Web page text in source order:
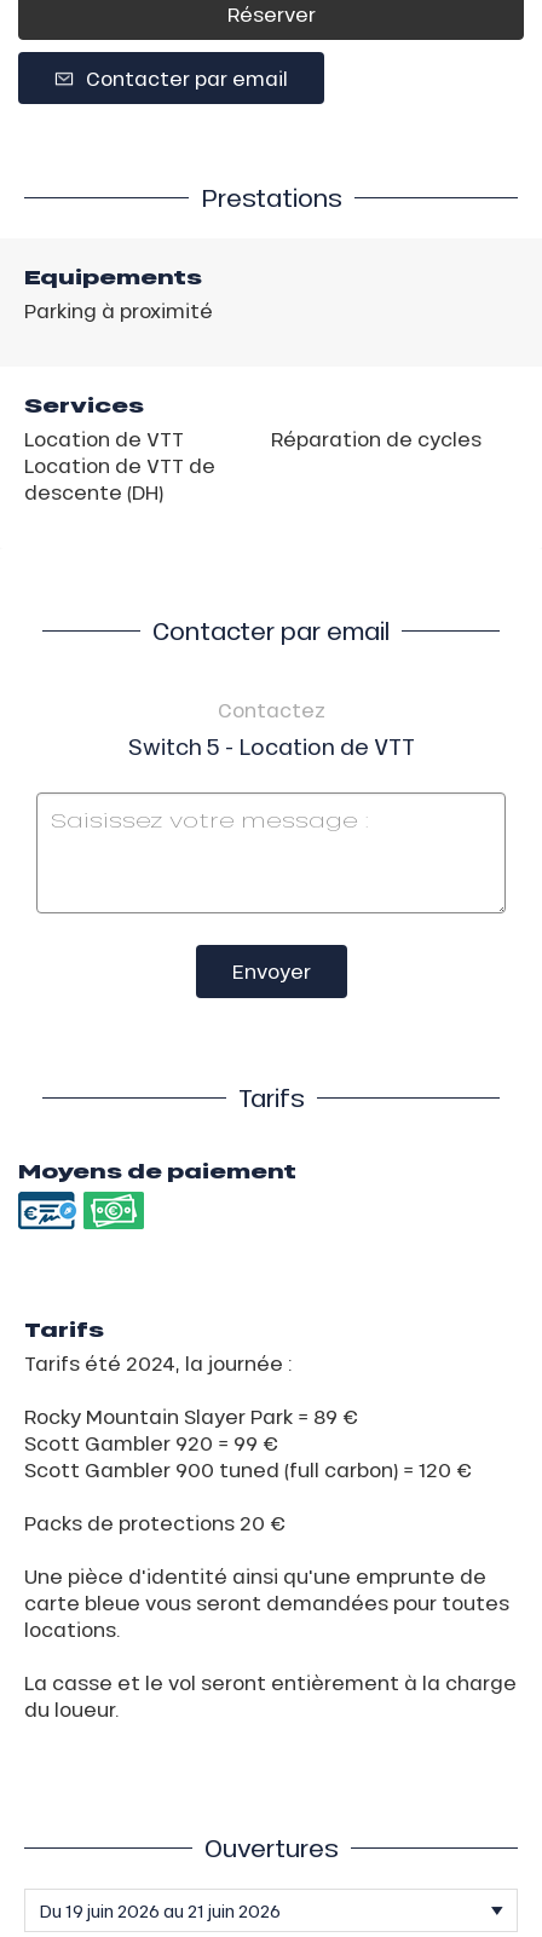
Réserver
Contacter par email
Prestations
Equipements
Parking à proximité
Services
Location de VTT
Location de VTT de
descente (DH)
Réparation de cycles
Contacter par email
Contactez
Switch 5 - Location de VTT
Envoyer
Tarifs
Moyens de paiement
Tarifs
Tarifs été 2024, la journée :
Rocky Mountain Slayer Park = 89 €
Scott Gambler 920 = 99 €
Scott Gambler 900 tuned (full carbon) = 120 €
Packs de protections 20 €
Une pièce d'identité ainsi qu'une emprunte de
carte bleue vous seront demandées pour toutes
locations.
La casse et le vol seront entièrement à la charge
du loueur.
Ouvertures